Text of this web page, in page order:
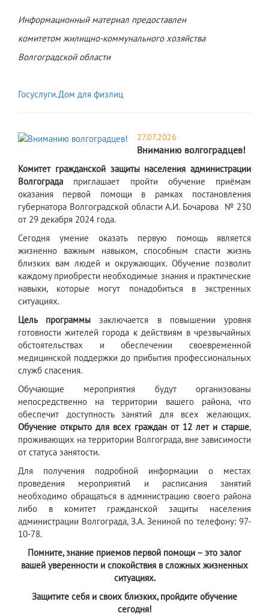
Информационный материал предоставлен
комитетом жилищно-коммунального хозяйства
Волгоградской области
Госуслуги.Дом для физлиц
27.07.2026
Вниманию волгоградцев!
Комитет гражданской защиты населения администрации
Волгограда приглашает пройти обучение приёмам
оказания первой помощи в рамках постановления
губернатора Волгоградской области А.И. Бочарова № 230
от 29 декабря 2024 года.
Сегодня умение оказать первую помощь является
жизненно важным навыком, способным спасти жизнь
близких вам людей и окружающих. Обучение позволит
каждому приобрести необходимые знания и практические
навыки, которые могут понадобиться в экстренных
ситуациях.
Цель программы заключается в повышении уровня
готовности жителей города к действиям в чрезвычайных
обстоятельствах и обеспечении своевременной
медицинской поддержки до прибытия профессиональных
служб спасения.
Обучающие мероприятия будут организованы
непосредственно на территории вашего района, что
обеспечит доступность занятий для всех желающих.
Обучение открыто для всех граждан от 12 лет и старше,
проживающих на территории Волгограда, вне зависимости
от статуса занятости.
Для получения подробной информации о местах
проведения мероприятий и расписания занятий
необходимо обращаться в администрацию своего района
либо в комитет гражданской защиты населения
администрации Волгограда, З.А. Зениной по телефону: 97-
10-78.
Помните, знание приемов первой помощи – это залог
вашей уверенности и спокойствия в сложных жизненных
ситуациях.
Защитите себя и своих близких, пройдите обучение
сегодня!